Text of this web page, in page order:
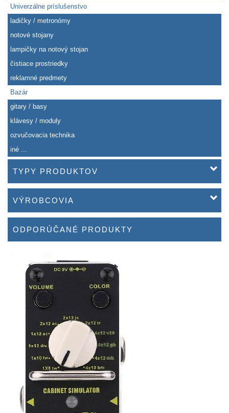
Univerzálne príslušenstvo
ladičky / metronómy
notové stojany
lampičky na notový stojan
čistiace prostriedky
reklamné predmety
Bazár
gitary / basy
klávesy / moduly
ozvučovacia technika
iné ...
TYPY PRODUKTOV
VÝROBCOVIA
ODPORÚČANÉ PRODUKTY